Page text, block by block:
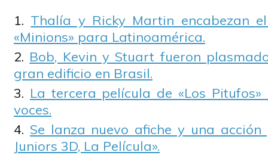
Thalía y Ricky Martin encabezan
«Minions» para Latinoamérica.
Bob, Kevin y Stuart fueron
gran edificio en Brasil.
La tercera película de «Los
voces.
Se lanza nuevo afiche y una
Juniors 3D, La Película».